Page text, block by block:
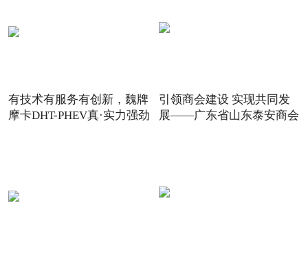
有技术有服务有创新，魏牌
摩卡DHT-PHEV真·实力强劲
引领商会建设 实现共同发
展——广东省山东泰安商会